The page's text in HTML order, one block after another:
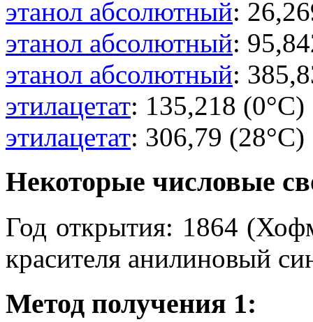
этанол абсолютный:
этанол абсолютный:
этанол абсолютный:
этилацетат: 135,218 (0°C)
этилацетат: 306,79 (28°C)
Некоторые числовые
Год открытия: 1864
красителя анилиновый
Метод получения 1: